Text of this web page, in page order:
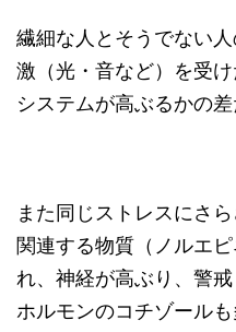
繊細な人とそうでない
激（光・音など）を受
システムが高ぶるかの差
また同じストレスにさ
関連する物質（ノルエ
れ、神経が高ぶり、警
ホルモンのコチゾール